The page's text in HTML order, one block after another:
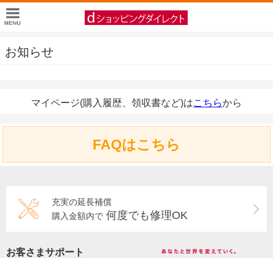
お知らせ
マイページ(購入履歴、領収書など)はこちらから
FAQはこちら
充実の延長補償
購入金額内で 何度でも修理OK
お客さまサポート